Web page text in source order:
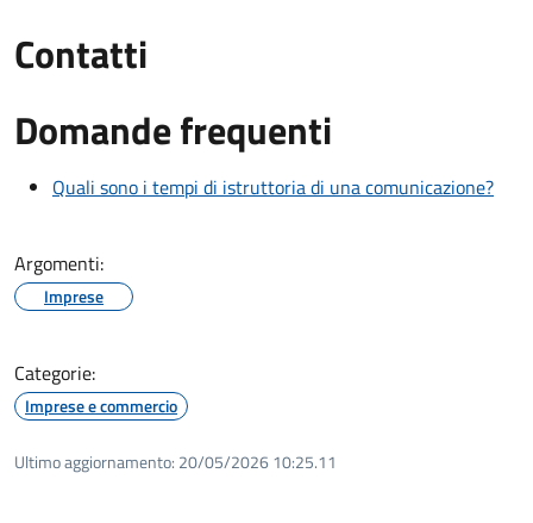
Contatti
Domande frequenti
Quali sono i tempi di istruttoria di una comunicazione?
Argomenti:
Imprese
Categorie:
Imprese e commercio
Ultimo aggiornamento: 20/05/2026 10:25.11